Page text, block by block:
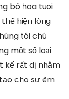
bó hoa tuoi
hiện lòng
tôi chú
một số loại
kế rất dị nhằm
cho sự êm